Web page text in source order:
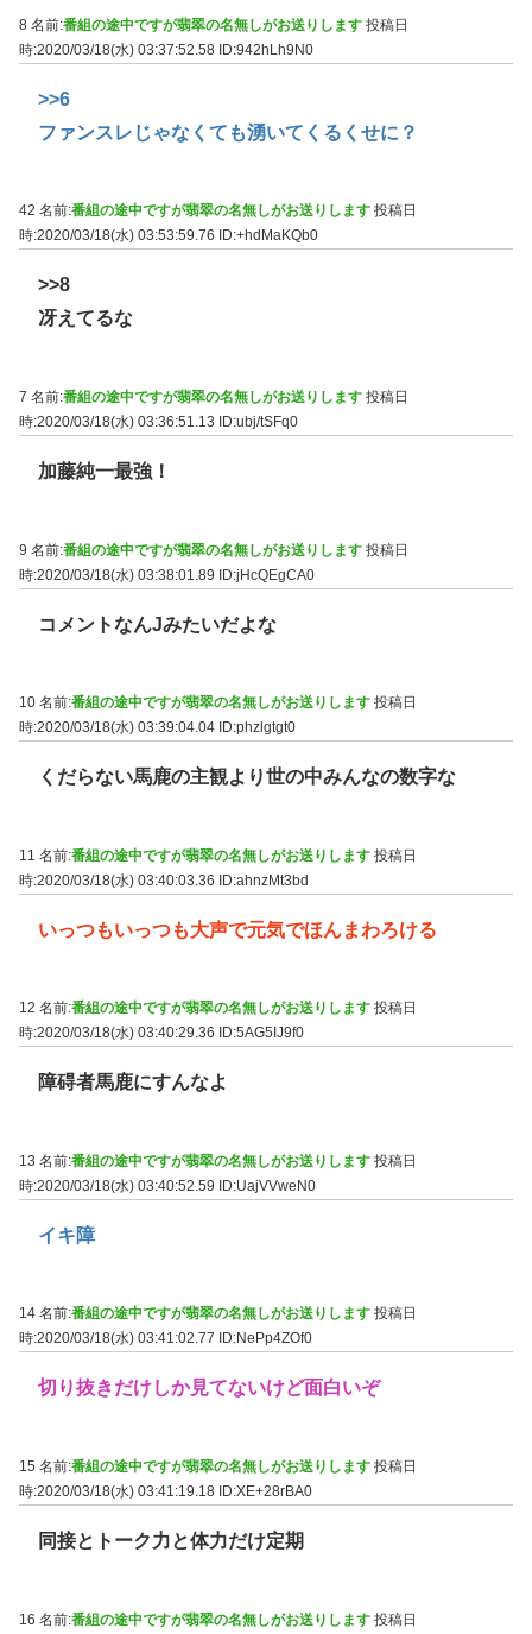
8 名前:番組の途中ですが翡翠の名無しがお送りします 投稿日
時:2020/03/18(水) 03:37:52.58 ID:942hLh9N0
>>6
ファンスレじゃなくても湧いてくるくせに？
42 名前:番組の途中ですが翡翠の名無しがお送りします 投稿日
時:2020/03/18(水) 03:53:59.76
ID:+hdMaKQb0
>>8
冴えてるな
7 名前:番組の途中ですが翡翠の名無しがお送りします 投稿日
時:2020/03/18(水) 03:36:51.13
ID:ubj/tSFq0
加藤純一最強！
9 名前:番組の途中ですが翡翠の名無しがお送りします 投稿日
時:2020/03/18(水) 03:38:01.89 ID:jHcQEgCA0
コメントなんJみたいだよな
10 名前:番組の途中ですが翡翠の名無しがお送りします 投稿日
時:2020/03/18(水) 03:39:04.04 ID:phzlgtgt0
くだらない馬鹿の主観より世の中みんなの数字な
11 名前:番組の途中ですが翡翠の名無しがお送りします 投稿日
時:2020/03/18(水) 03:40:03.36 ID:ahnzMt3bd
いっつもいっつも大声で元気でほんまわろける
12 名前:番組の途中ですが翡翠の名無しがお送りします 投稿日
時:2020/03/18(水) 03:40:29.36
ID:5AG5IJ9f0
障碍者馬鹿にすんなよ
13 名前:番組の途中ですが翡翠の名無しがお送りします 投稿日
時:2020/03/18(水) 03:40:52.59 ID:UajVVweN0
イキ障
14 名前:番組の途中ですが翡翠の名無しがお送りします 投稿日
時:2020/03/18(水) 03:41:02.77
ID:NePp4ZOf0
切り抜きだけしか見てないけど面白いぞ
15 名前:番組の途中ですが翡翠の名無しがお送りします 投稿日
時:2020/03/18(水) 03:41:19.18 ID:XE+28rBA0
同接とトーク力と体力だけ定期
16 名前:番組の途中ですが翡翠の名無しがお送りします 投稿日